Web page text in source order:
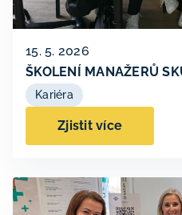
15. 5. 2026
ŠKOLENÍ MANAŽERŮ
Kariéra
Zjistit více